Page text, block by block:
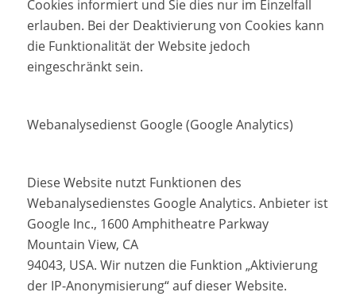
Cookies informiert und Sie dies nur im Einzelfall
erlauben. Bei der Deaktivierung von Cookies kann
die Funktionalität der Website jedoch
eingeschränkt sein.
Webanalysedienst Google (Google Analytics)
Diese Website nutzt Funktionen des
Webanalysedienstes Google Analytics. Anbieter ist
Google Inc., 1600 Amphitheatre Parkway
Mountain View, CA
94043, USA. Wir nutzen die Funktion „Aktivierung
der IP-Anonymisierung“ auf dieser Website.